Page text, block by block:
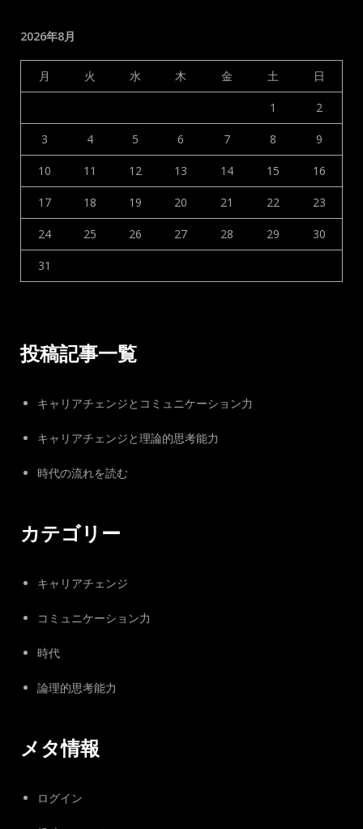
2026年8月
月 火 水 木 金 土 日
1 2
3 4 5 6 7 8 9
10 11 12 13 14 15 16
17 18 19 20 21 22 23
24 25 26 27 28 29 30
31
投稿記事一覧
キャリアチェンジとコミュニケーション力
キャリアチェンジと理論的思考能力
時代の流れを読む
カテゴリー
キャリアチェンジ
コミュニケーション力
時代
論理的思考能力
メタ情報
ログイン